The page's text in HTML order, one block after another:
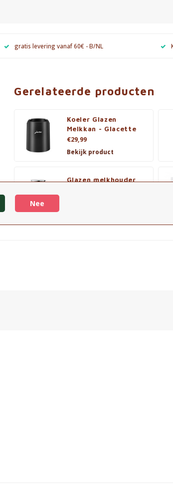
gratis levering vanaf 60€ - B/NL
Gerelateerde producten
Koeler Glazen
Melkkan - Glacette
€29,99
Bekijk product
Glazen melkhouder
Nee